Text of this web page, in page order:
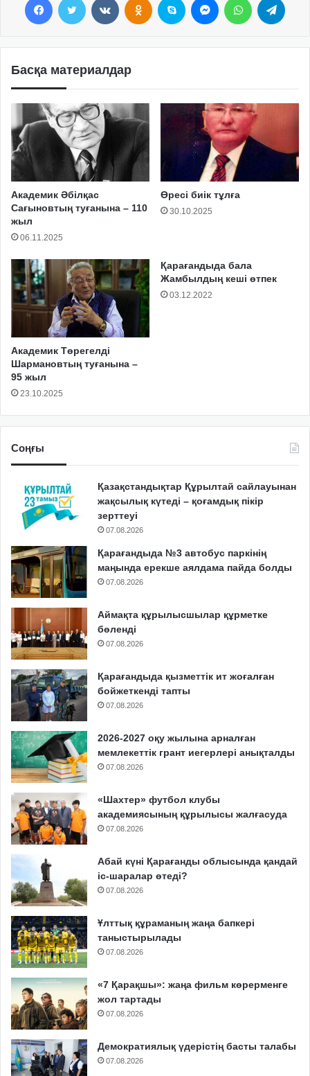
Басқа материалдар
Академик Әбілқас
Сағыновтың туғанына – 110
жыл
06.11.2025
Өресі биік тұлға
30.10.2025
Академик Төрегелді
Шармановтың туғанына –
95 жыл
23.10.2025
Қарағандыда бала
Жамбылдың кеші өтпек
03.12.2022
Соңғы
Қазақстандықтар Құрылтай сайлауынан
жақсылық күтеді – қоғамдық пікір
зерттеуі
07.08.2026
Қарағандыда №3 автобус паркінің
маңында ерекше аялдама пайда болды
07.08.2026
Аймақта құрылысшылар құрметке
бөленді
07.08.2026
Қарағандыда қызметтік ит жоғалған
бойжеткенді тапты
07.08.2026
2026-2027 оқу жылына арналған
мемлекеттік грант иегерлері анықталды
07.08.2026
«Шахтер» футбол клубы
академиясының құрылысы жалғасуда
07.08.2026
Абай күні Қарағанды облысында қандай
іс-шаралар өтеді?
07.08.2026
Ұлттық құраманың жаңа бапкері
таныстырылады
07.08.2026
«7 Қарақшы»: жаңа фильм көрерменге
жол тартады
07.08.2026
Демократиялық үдерістің басты талабы
07.08.2026